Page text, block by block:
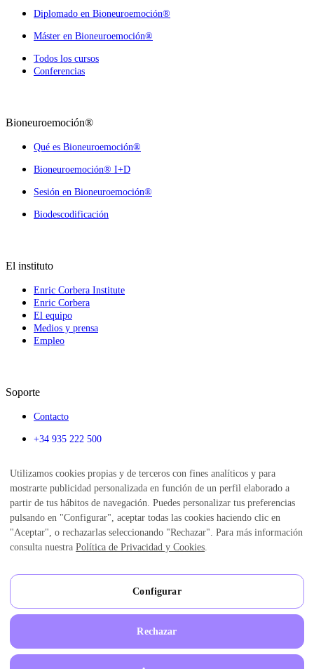
Diplomado en Bioneuroemoción®
Máster en Bioneuroemoción®
Todos los cursos
Conferencias
Bioneuroemoción®
Qué es Bioneuroemoción®
Bioneuroemoción® I+D
Sesión en Bioneuroemoción®
Biodescodificación
El instituto
Enric Corbera Institute
Enric Corbera
El equipo
Medios y prensa
Empleo
Soporte
Contacto
+34 935 222 500
tute.com
Calendario
Alumni
Blog
Institute of Emotions
Aviso legal
Condiciones de uso
Grabación de llamadas
Canal de denuncias
Configuración cookies
©2026Enric Corbera Institute.
Utilizamos cookies propias y de terceros con fines analíticos y para
mostrarte publicidad personalizada en función de un perfil elaborado a
partir de tus hábitos de navegación. Puedes personalizar tus preferencias
pulsando en "Configurar", aceptar todas las cookies haciendo clic en
"Aceptar", o rechazarlas seleccionando "Rechazar". Para más información
consulta nuestra Política de Privacidad y Cookies.
Configurar
Rechazar